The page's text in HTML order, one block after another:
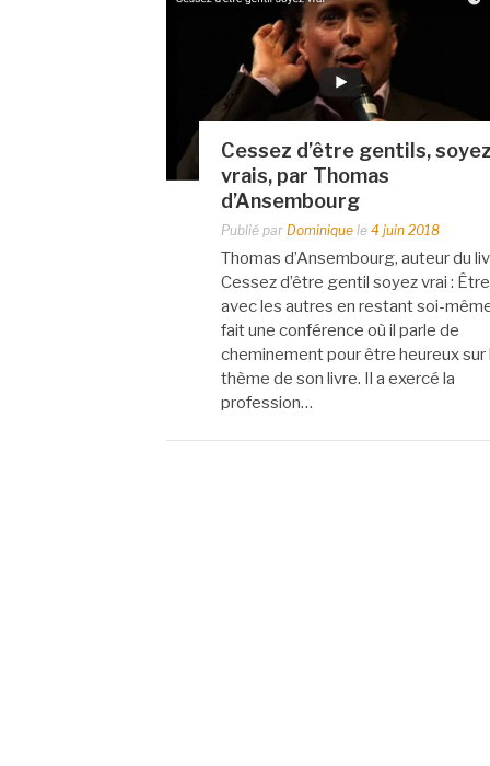
Cessez d’être gentils, soyez
vrais, par Thomas
d’Ansembourg
Publié par Dominique le 4 juin 2018
Thomas d’Ansembourg, auteur du
Cessez d’être gentil soyez vrai : Être
avec les autres en restant soi-
fait une conférence où il parle de
cheminement pour être heureux sur
thème de son livre. Il a exercé la
profession…